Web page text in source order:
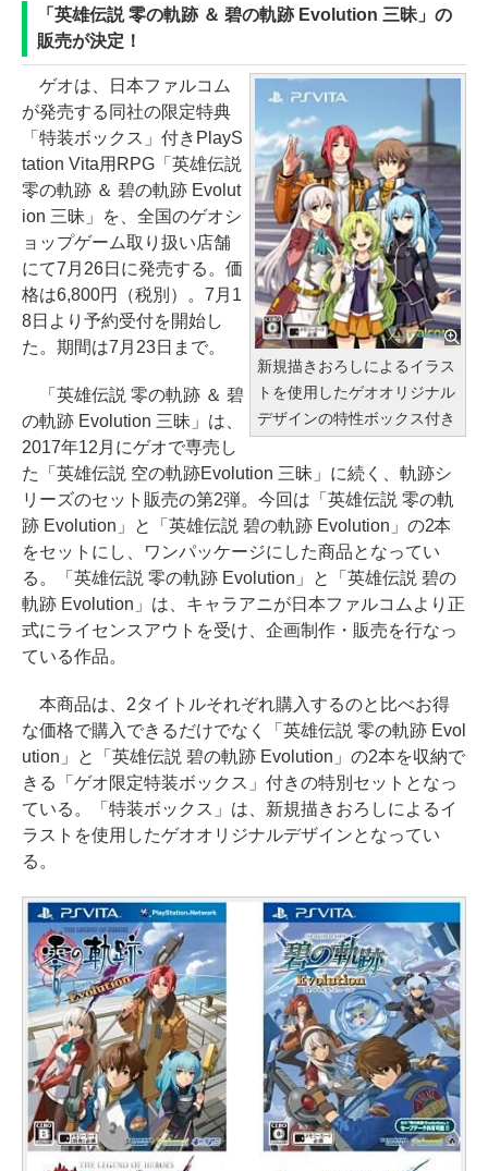
「英雄伝説 零の軌跡 ＆ 碧の軌跡 Evolution 三昧」の
販売が決定！
新規描きおろしによるイラス
トを使用したゲオオリジナル
デザインの特性ボックス付き
ゲオは、日本ファルコム
が発売する同社の限定特典
「特装ボックス」付きPlayS
tation Vita用RPG「英雄伝説
零の軌跡 ＆ 碧の軌跡 Evolut
ion 三昧」を、全国のゲオシ
ョップゲーム取り扱い店舗
にて7月26日に発売する。価
格は6,800円（税別）。7月1
8日より予約受付を開始し
た。期間は7月23日まで。
「英雄伝説 零の軌跡 ＆ 碧
の軌跡 Evolution 三昧」は、
2017年12月にゲオで専売し
た「英雄伝説 空の軌跡Evolution 三昧」に続く、軌跡シ
リーズのセット販売の第2弾。今回は「英雄伝説 零の軌
跡 Evolution」と「英雄伝説 碧の軌跡 Evolution」の2本
をセットにし、ワンパッケージにした商品となってい
る。「英雄伝説 零の軌跡 Evolution」と「英雄伝説 碧の
軌跡 Evolution」は、キャラアニが日本ファルコムより正
式にライセンスアウトを受け、企画制作・販売を行なっ
ている作品。
本商品は、2タイトルそれぞれ購入するのと比べお得
な価格で購入できるだけでなく「英雄伝説 零の軌跡 Evol
ution」と「英雄伝説 碧の軌跡 Evolution」の2本を収納で
きる「ゲオ限定特装ボックス」付きの特別セットとなっ
ている。「特装ボックス」は、新規描きおろしによるイ
ラストを使用したゲオオリジナルデザインとなってい
る。